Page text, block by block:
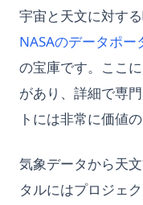
宇宙と天文に対す
NASAのデータポー
の宝庫です。ここ
があり、詳細で専
トには非常に価値
気象データから天
タルにはプロジェ